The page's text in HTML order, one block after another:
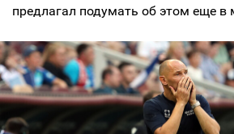
предлагал подумать об этом еще в